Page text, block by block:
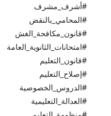
#أشرف_مشرف
#المحامي_بالنقض
#قانون_مكافحة_الغش
#امتحانات_الثانوية_العامة
#قانون_التعليم
#إصلاح_التعليم
#الدروس_الخصوصية
#العدالة_التعليمية